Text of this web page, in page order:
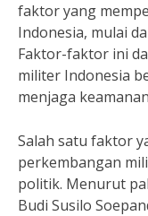
faktor yang
Indonesia, mulai
Faktor-faktor ini
militer Indonesia
menjaga
Salah satu faktor
perkembangan
politik. Menurut
Budi Susilo